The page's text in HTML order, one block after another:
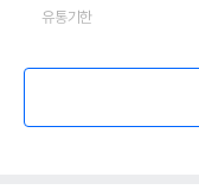
유통기한